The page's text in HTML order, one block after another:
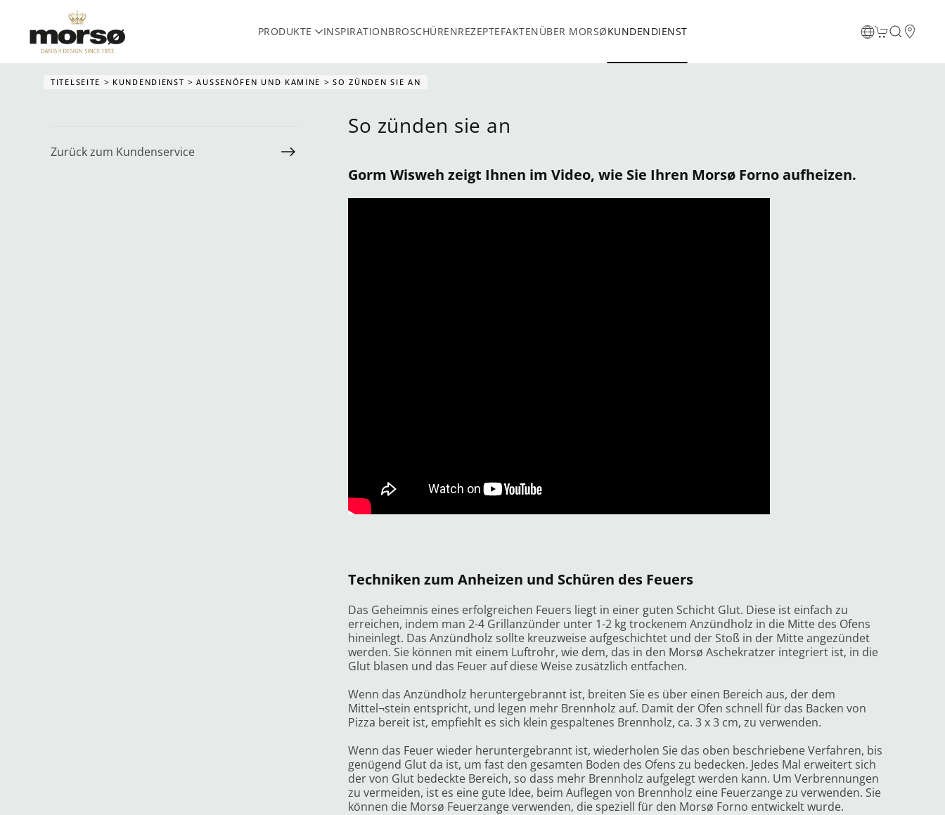
Skip to main content PRODUKTE INSPIRATIONBROSCHÜRENREZEPTEFAKTENÜBER MORSØKUNDENDIENST
TITELSEITE KUNDENDIENST AUSSENÖFEN UND KAMINE SO ZÜNDEN SIE AN
Zurück zum Kundenservice
So zünden sie an
Gorm Wisweh zeigt Ihnen im Video, wie Sie Ihren Morsø Forno aufheizen.
Techniken zum Anheizen und Schüren des Feuers
Das Geheimnis eines erfolgreichen Feuers liegt in einer guten Schicht Glut. Diese ist einfach zu
erreichen, indem man 2-4 Grillanzünder unter 1-2 kg trockenem Anzündholz in die Mitte des Ofens
hineinlegt. Das Anzündholz sollte kreuzweise aufgeschichtet und der Stoß in der Mitte angezündet
werden. Sie können mit einem Luftrohr, wie dem, das in den Morsø Aschekratzer integriert ist, in die
Glut blasen und das Feuer auf diese Weise zusätzlich entfachen.
Wenn das Anzündholz heruntergebrannt ist, breiten Sie es über einen Bereich aus, der dem
Mittel¬stein entspricht, und legen mehr Brennholz auf. Damit der Ofen schnell für das Backen von
Pizza bereit ist, empfiehlt es sich klein gespaltenes Brennholz, ca. 3 x 3 cm, zu verwenden.
Wenn das Feuer wieder heruntergebrannt ist, wiederholen Sie das oben beschriebene Verfahren, bis
genügend Glut da ist, um fast den gesamten Boden des Ofens zu bedecken. Jedes Mal erweitert sich
der von Glut bedeckte Bereich, so dass mehr Brennholz aufgelegt werden kann. Um Verbrennungen
zu vermeiden, ist es eine gute Idee, beim Auflegen von Brennholz eine Feuerzange zu verwenden. Sie
können die Morsø Feuerzange verwenden, die speziell für den Morsø Forno entwickelt wurde.